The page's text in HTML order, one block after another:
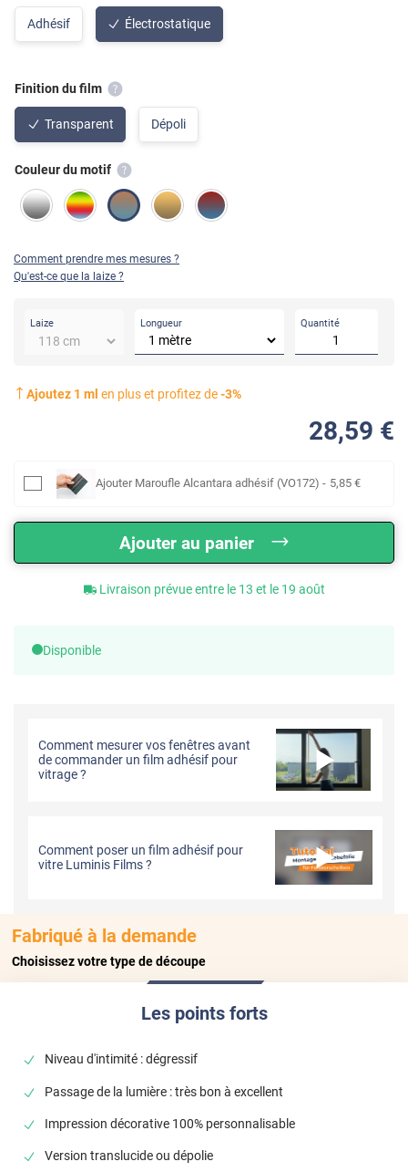
Fabriqué à la demande
Choisissez votre type de découpe
Adhésif Électrostatique
Finition du film
Transparent Dépoli
Couleur du motif
Comment prendre mes mesures ?
Qu'est-ce que la laize ?
Laize Longueur Quantité
Ajoutez 1 ml en plus et profitez de-3%
28,59 €
Ajouter Maroufle Alcantara adhésif (VO172) - 5,85 €
Ajouter au panier
Livraison prévue entre le 13 et le 19 août
Disponible
Comment mesurer vos fenêtres avant
de commander un film adhésif pour
vitrage ?
Comment poser un film adhésif pour
vitre Luminis Films ?
Les points forts
Niveau d'intimité : dégressif
Passage de la lumière : très bon à excellent
Impression décorative 100% personnalisable
Version translucide ou dépolie